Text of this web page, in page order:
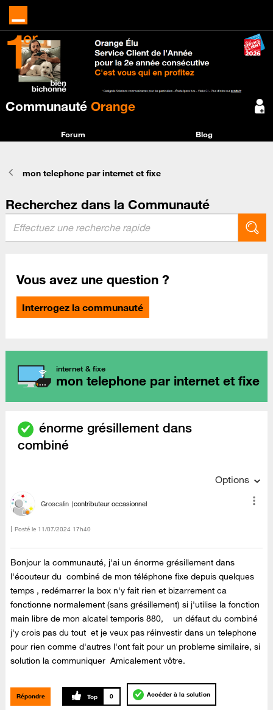
Communauté Orange
Forum Blog
mon telephone par internet et fixe
Recherchez dans la Communauté
Vous avez une question ?
Interrogez la communauté
internet & fixe
mon telephone par internet et fixe
énorme grésillement dans
combiné
Options
Groscalin contributeur occasionnel
Posté le ‎11/07/2024 17h40
Bonjour la communauté, j'ai un énorme grésillement dans
l'écouteur du combiné de mon téléphone fixe depuis quelques
temps , redémarrer la box n'y fait rien et bizarrement ca
fonctionne normalement (sans grésillement) si j'utilise la fonction
main libre de mon alcatel temporis 880, un défaut du combiné
j'y crois pas du tout et je veux pas réinvestir dans un telephone
pour rien comme d'autres l'ont fait pour un probleme similaire, si
solution la communiquer Amicalement vôtre.
Répondre 0 Accéder à la solution